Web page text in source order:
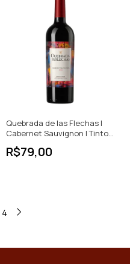
Quebrada de las Flechas |
Cabernet Sauvignon | Tinto
R$79,00
4